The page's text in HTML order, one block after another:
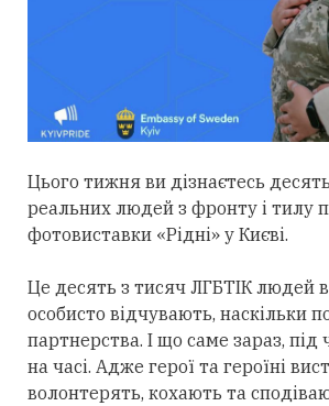
Цього тижня ви дізнаєтесь десять
реальних людей з фронту і тилу
фотовиставки «Рідні» у Києві.
Це десять з тисяч ЛГБТІК людей в
особисто відчувають, наскільки
партнерства. І що саме зараз, під
на часі. Адже герої та героїні
волонтерять, кохають та